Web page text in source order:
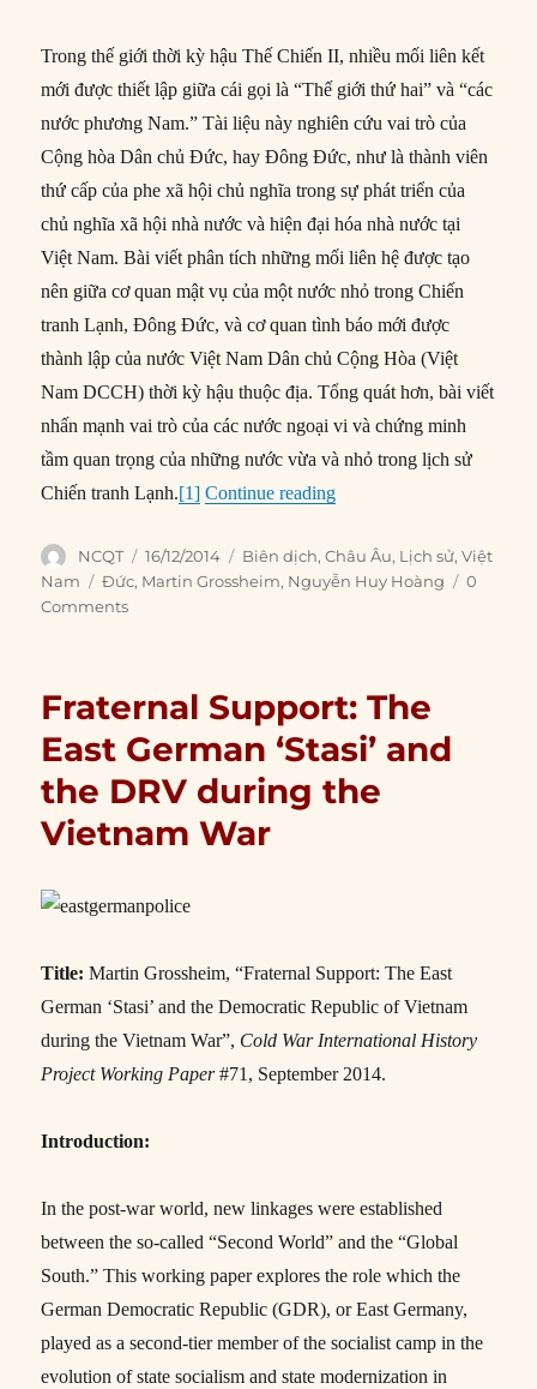
Trong thế giới thời kỳ hậu Thế Chiến II, nhiều mối liên kết
mới được thiết lập giữa cái gọi là “Thế giới thứ hai” và “các
nước phương Nam.” Tài liệu này nghiên cứu vai trò của
Cộng hòa Dân chủ Đức, hay Đông Đức, như là thành viên
thứ cấp của phe xã hội chủ nghĩa trong sự phát triển của
chủ nghĩa xã hội nhà nước và hiện đại hóa nhà nước tại
Việt Nam. Bài viết phân tích những mối liên hệ được tạo
nên giữa cơ quan mật vụ của một nước nhỏ trong Chiến
tranh Lạnh, Đông Đức, và cơ quan tình báo mới được
thành lập của nước Việt Nam Dân chủ Cộng Hòa (Việt
Nam DCCH) thời kỳ hậu thuộc địa. Tổng quát hơn, bài viết
nhấn mạnh vai trò của các nước ngoại vi và chứng minh
tầm quan trọng của những nước vừa và nhỏ trong lịch sử
Chiến tranh Lạnh.[1] Continue reading“#232 – Hỗ trợ anh em:
Author
NCQT
Posted
on
16/12/2014 Categories
Biên dịch,Châu Âu, Lịch sử,Việt
Nam
Tags
Đức, Martin Grossheim, Nguyễn Huy Hoàng
0
Comments
Fraternal Support: The
East German ‘Stasi’ and
the DRV during the
Vietnam War
Title:Martin Grossheim, “Fraternal Support: The East
German ‘Stasi’ and the Democratic Republic of Vietnam
during the Vietnam War”, Cold War International History
Project Working Paper#71, September 2014.
Introduction:
In the post-war world, new linkages were established
between the so-called “Second World” and the “Global
South.” This working paper explores the role which the
German Democratic Republic (GDR), or East Germany,
played as a second-tier member of the socialist camp in the
evolution of state socialism and state modernization in